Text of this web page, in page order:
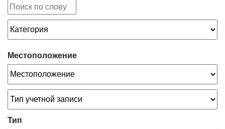
Местоположение
Тип